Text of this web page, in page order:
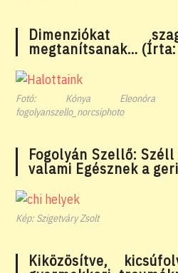
Dimenziókat
megtanítsanak…
Fotó: Kónya Eleonóra
fogolyanszello_norcsiphoto
Fogolyán Szellő:
valami Egésznek a
Kép: Szigetváry Zsolt
Kiközösítve,